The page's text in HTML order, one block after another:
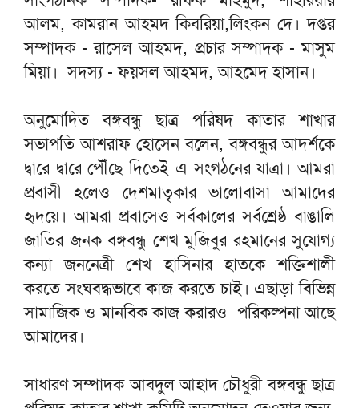
আলম, কামরান আহমদ কিবরিয়া,লিংকন দে। দপ্তর
সম্পাদক - রাসেল আহমদ, প্রচার সম্পাদক - মাসুম
মিয়া। সদস্য - ফয়সল আহমদ, আহমেদ হাসান।
অনুমোদিত বঙ্গবন্ধু ছাত্র পরিষদ কাতার শাখার
সভাপতি আশরাফ হোসেন বলেন, বঙ্গবন্ধুর আদর্শকে
দ্বারে দ্বারে পৌঁছে দিতেই এ সংগঠনের যাত্রা। আমরা
প্রবাসী হলেও দেশমাতৃকার ভালোবাসা আমাদের
হৃদয়ে। আমরা প্রবাসেও সর্বকালের সর্বশ্রেষ্ঠ বাঙালি
জাতির জনক বঙ্গবন্ধু শেখ মুজিবুর রহমানের সুযোগ্য
কন্যা জননেত্রী শেখ হাসিনার হাতকে শক্তিশালী
করতে সংঘবদ্ধভাবে কাজ করতে চাই। এছাড়া বিভিন্ন
সামাজিক ও মানবিক কাজ করারও পরিকল্পনা আছে
আমাদের।
সাধারণ সম্পাদক আবদুল আহাদ চৌধুরী বঙ্গবন্ধু ছাত্র